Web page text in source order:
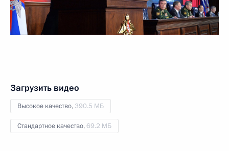
Загрузить видео
Высокое качество, 390.5 МБ
Стандартное качество,69.2 МБ